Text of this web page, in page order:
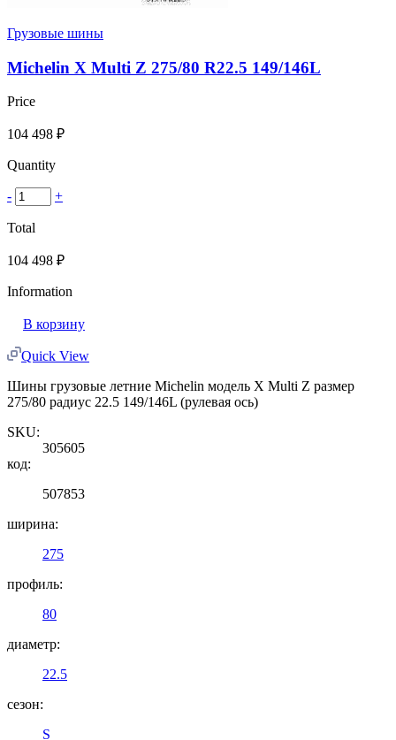
Грузовые шины
Michelin X Multi Z 275/80 R22.5 149/146L
Price
104 498 ₽
Quantity
- +
Total
104 498 ₽
Information
В корзину
Quick View
Шины грузовые летние Michelin модель X Multi Z размер
275/80 радиус 22.5 149/146L (рулевая ось)
SKU:
305605
код:
507853
ширина:
275
профиль:
80
диаметр:
22.5
сезон:
S